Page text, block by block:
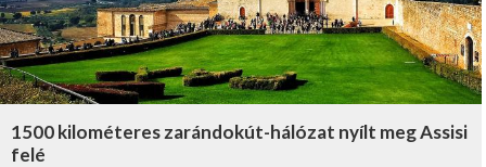
1500 kilométeres zarándokút-hálózat nyílt meg Assisi
felé